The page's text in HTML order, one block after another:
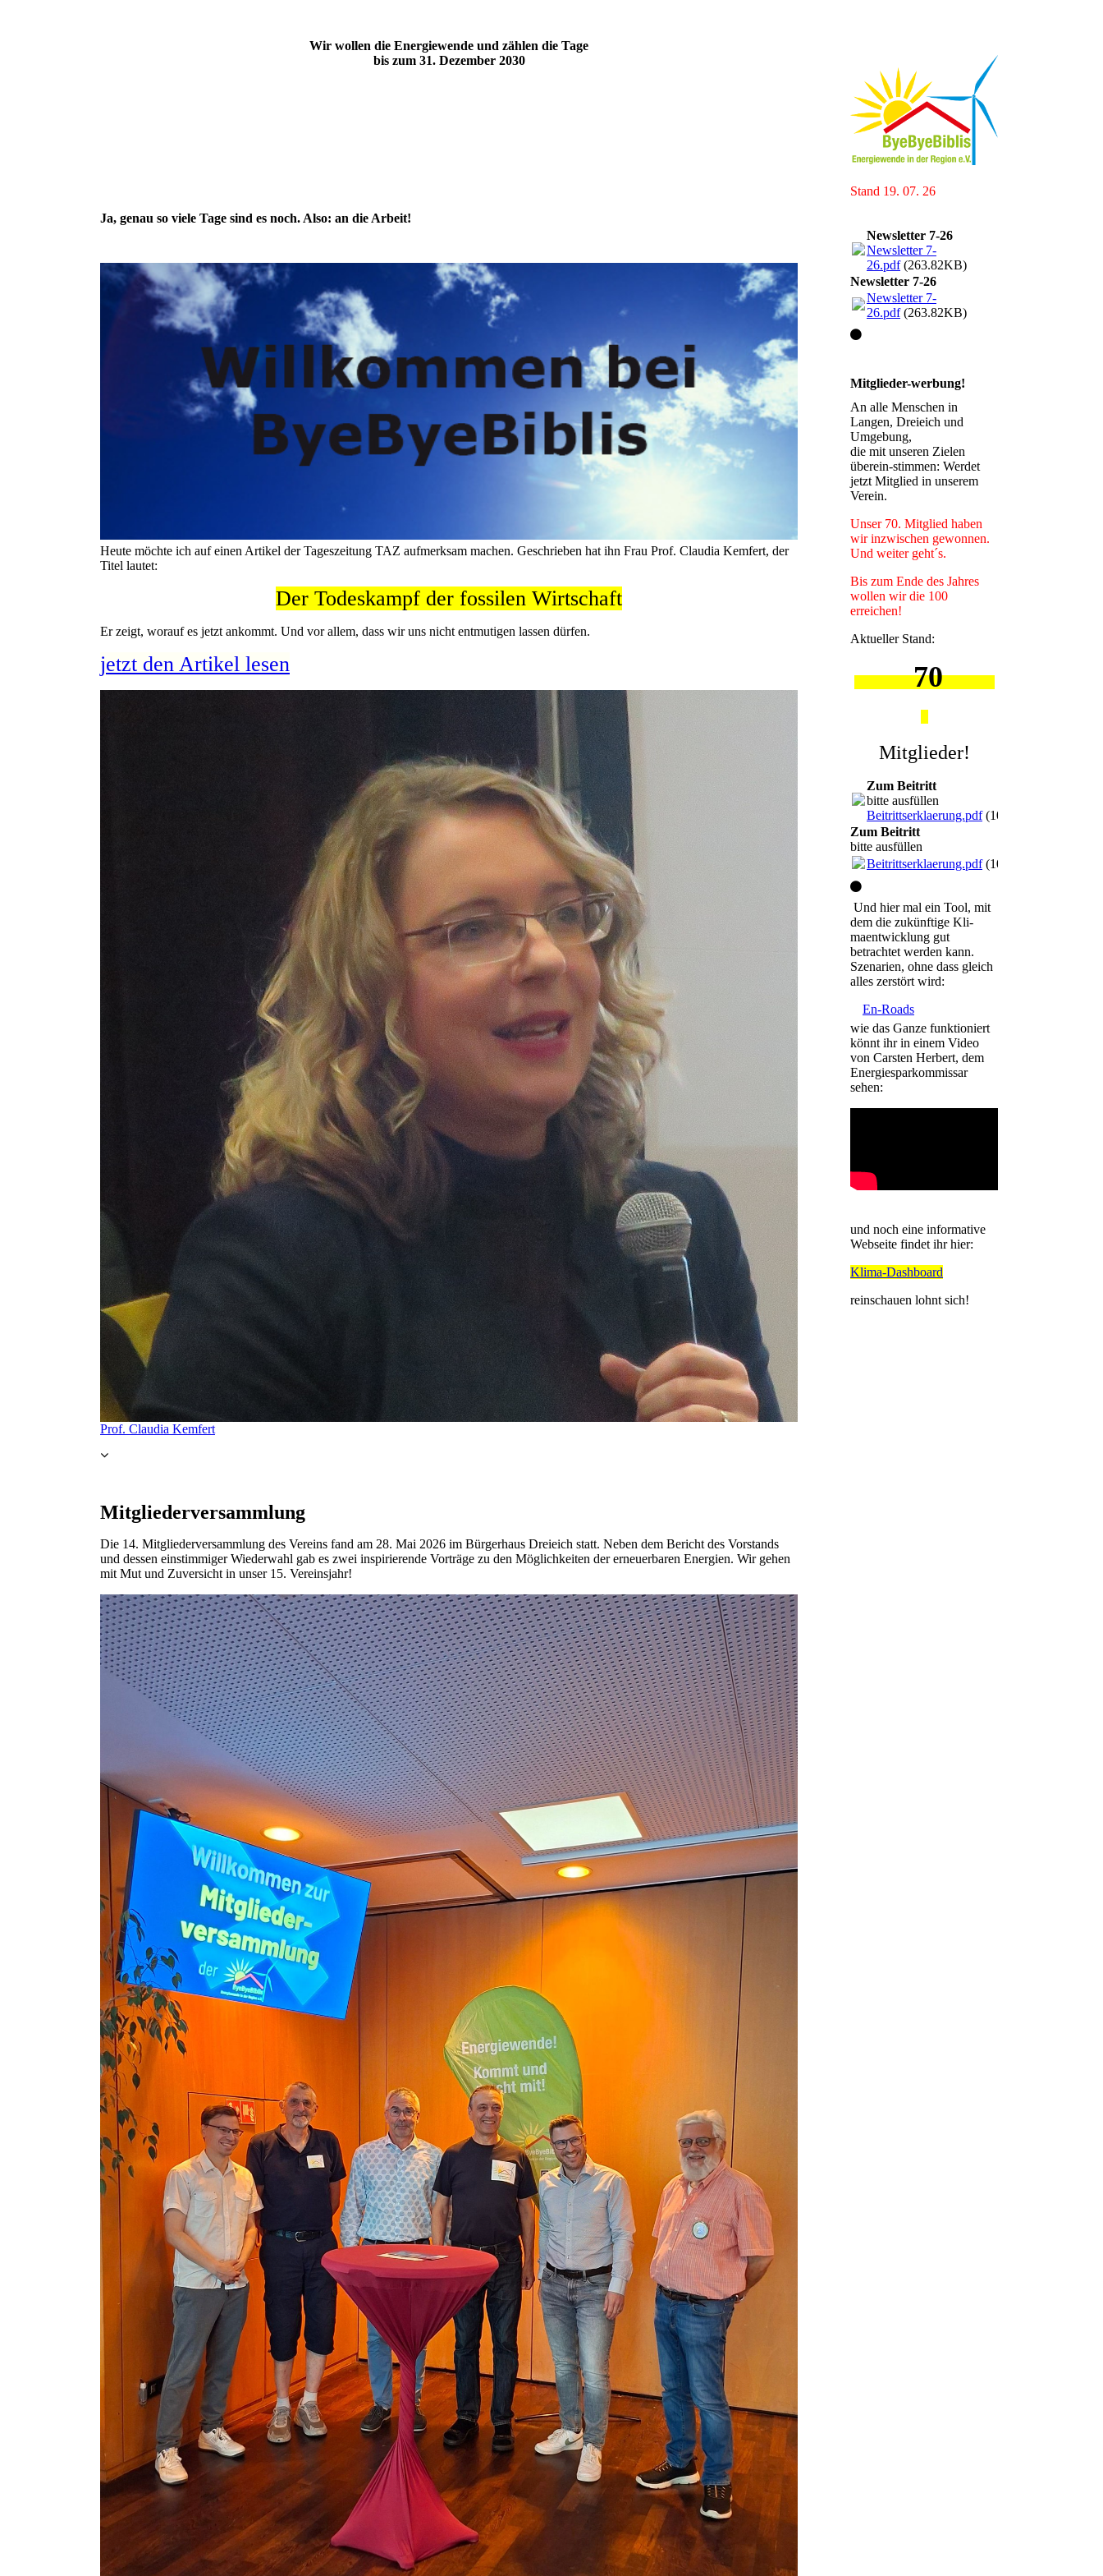
Wir wollen die Energiewende und zählen die Tage
bis zum 31. Dezember 2030
Ja, genau so viele Tage sind es noch. Also: an die Arbeit!
Heute möchte ich auf einen Artikel der Tageszeitung TAZ aufmerksam machen. Geschrieben hat ihn Frau Prof. Claudia Kemfert, der
Titel lautet:
Der Todeskampf der fossilen Wirtschaft
Er zeigt, worauf es jetzt ankommt. Und vor allem, dass wir uns nicht entmutigen lassen dürfen.
jetzt den Artikel lesen
Prof. Claudia Kemfert
Mitgliederversammlung
Die 14. Mitgliederversammlung des Vereins fand am 28. Mai 2026 im Bürgerhaus Dreieich statt. Neben dem Bericht des Vorstands
und dessen einstimmiger Wiederwahl gab es zwei inspirierende Vorträge zu den Möglichkeiten der erneuerbaren Energien. Wir gehen
mit Mut und Zuversicht in unser 15. Vereinsjahr!
Stand 19. 07. 26
Newsletter 7-26
Newsletter 7-
26.pdf(263.82KB)
Newsletter 7-26
Newsletter 7-
26.pdf(263.82KB)
Mitglieder-werbung!
An alle Menschen in
Langen, Dreieich und
Umgebung,
die mit unseren Zielen
überein-stimmen: Werdet
jetzt Mitglied in unserem
Verein.
Unser 70. Mitglied haben
wir inzwischen gewonnen.
Und weiter geht´s.
Bis zum Ende des Jahres
wollen wir die 100
erreichen!
Aktueller Stand:
70
Mitglieder!
Zum Beitritt
bitte ausfüllen
Beitrittserklaerung.pdf(104.98KB)
Zum Beitritt
bitte ausfüllen
Beitrittserklaerung.pdf(104.98KB)
Und hier mal ein Tool, mit
dem die zukünftige Kli-
maentwicklung gut
betrachtet werden kann.
Szenarien, ohne dass gleich
alles zerstört wird:
En-Roads
wie das Ganze funktioniert
könnt ihr in einem Video
von Carsten Herbert, dem
Energiesparkommissar
sehen:
und noch eine informative
Webseite findet ihr hier:
Klima-Dashboard
reinschauen lohnt sich!